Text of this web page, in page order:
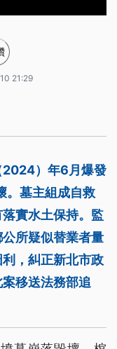
21:29
2024）年6月爆發
。墓主組成自救
實水土保持。監
所疑似替業者量
，糾正新北市政
移送法務部追